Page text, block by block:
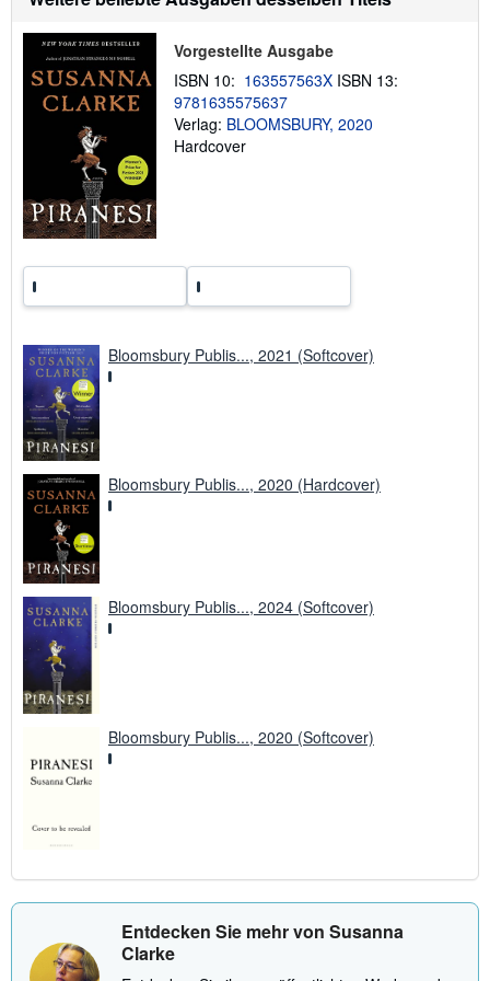
e
t
n
e
n
u
o
t
Vorgestellte Ausgabe
ISBN 10: 163557563X ISBN 13:
9781635575637
Verlag: BLOOMSBURY, 2020
Hardcover
Bloomsbury Publis..., 2021 (Softcover)
Bloomsbury Publis..., 2020 (Hardcover)
Bloomsbury Publis..., 2024 (Softcover)
Bloomsbury Publis..., 2020 (Softcover)
Entdecken Sie mehr von Susanna
Clarke